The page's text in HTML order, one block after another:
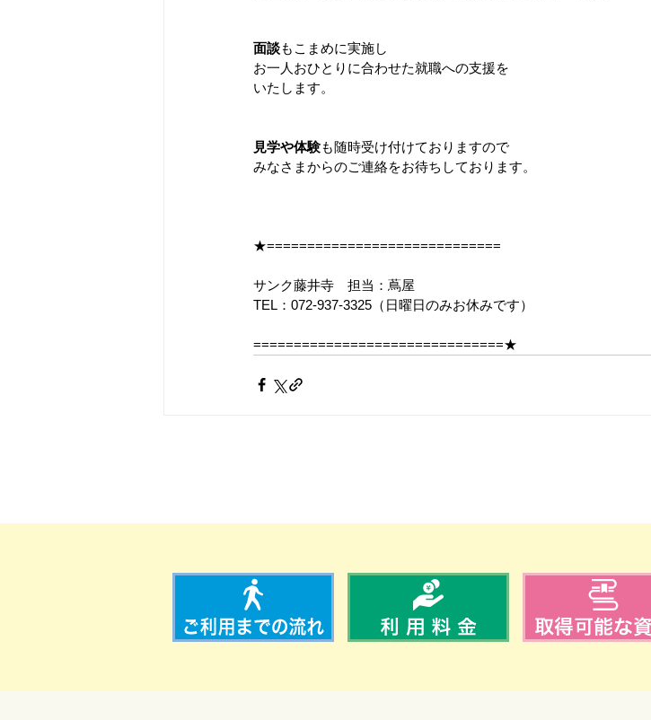
面談もこまめに実施し
お一人おひとりに合わせた就職への支援を
いたします。
見学や体験も随時受け付けておりますので
みなさまからのご連絡をお待ちしております。
★=============================
サンク藤井寺　担当：蔦屋
TEL：072-937-3325（日曜日のみお休みです）
===============================★